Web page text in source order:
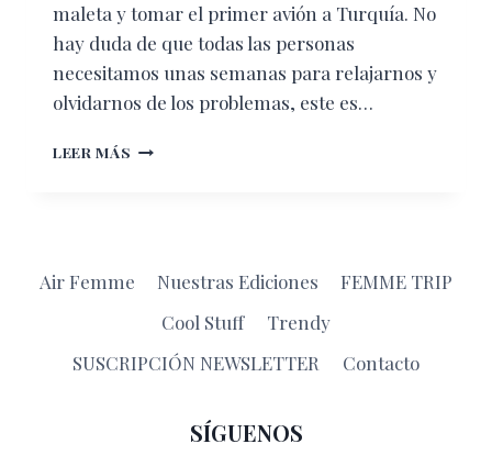
maleta y tomar el primer avión a Turquía. No
hay duda de que todas las personas
necesitamos unas semanas para relajarnos y
olvidarnos de los problemas, este es…
LEER MÁS “THE
RINCÓN
LUJOSO
DE
TURQUÍA
Air Femme Nuestras Ediciones
FEMME TRIP
Cool Stuff
Trendy
SUSCRIPCIÓN NEWSLETTER
Contacto
SÍGUENOS